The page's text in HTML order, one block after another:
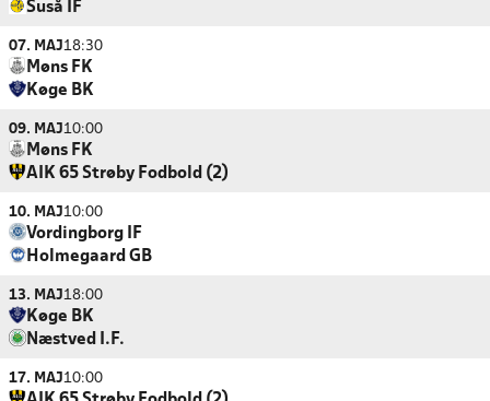
Suså IF
07. MAJ18:30
Møns FK
Køge BK
09. MAJ10:00
Møns FK
AIK 65 Strøby Fodbold (2)
10. MAJ10:00
Vordingborg IF
Holmegaard GB
13. MAJ18:00
Køge BK
Næstved I.F.
17. MAJ10:00